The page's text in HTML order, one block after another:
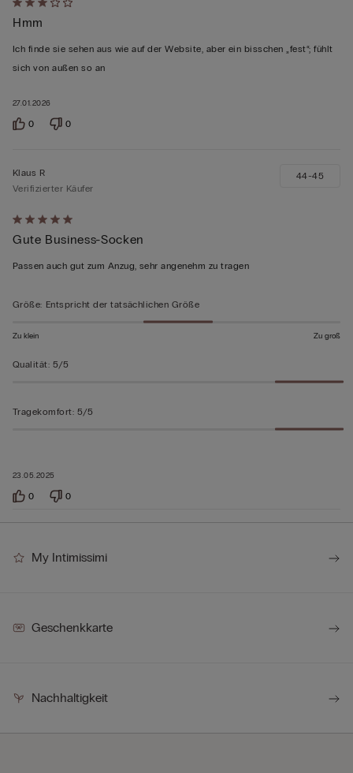
Mit
3
von
5
27.01.2026
Hmm
Ich finde sie sehen aus wie auf der Website, aber ein bisschen „fest“; fühlt
sich von außen so an
0 0
Mit
5
von
bewertet
23.05.2025
Klaus R
Verifizierter Käufer
Gute Business-Socken
Passen auch gut zum Anzug, sehr angenehm zu tragen
44-45
Größe: Entspricht der tatsächlichen Größe
Zu klein Zu groß
Qualität: 5/5
Tragekomfort: 5/5
0 0
My Intimissimi
Geschenkkarte
Nachhaltigkeit